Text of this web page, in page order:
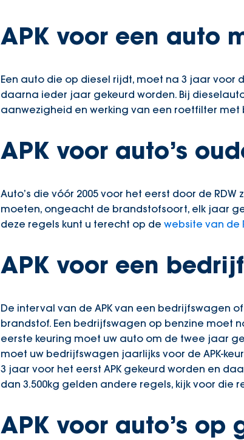
APK voor een auto
Een auto die op diesel rijdt, moet na 3 jaar voor
daarna ieder jaar gekeurd worden. Bij
aanwezigheid en werking van een roetfilter
APK voor auto’s
Auto’s die vóór 2005 voor het eerst door de
moeten, ongeacht de brandstofsoort, elk jaar
deze regels kunt u terecht op de website van de
APK voor een
De interval van de APK van een bedrijfswagen
brandstof. Een bedrijfswagen op benzine moet
eerste keuring moet uw auto om de twee jaar
moet uw bedrijfswagen jaarlijks voor de APK-
3 jaar voor het eerst APK gekeurd worden en
dan 3.500kg gelden andere regels, kijk voor die
APK voor auto’s op